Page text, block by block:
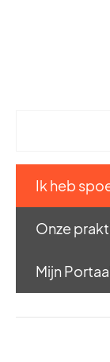
Onze
Mijn
Ik heb